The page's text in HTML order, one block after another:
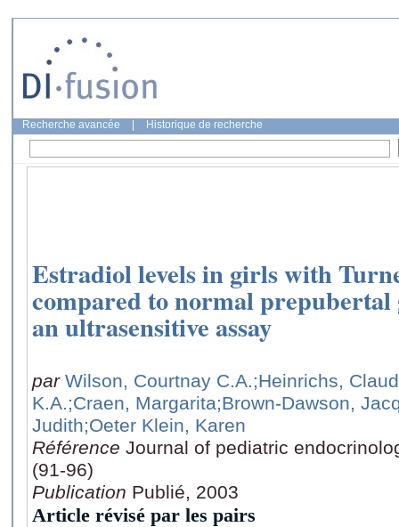
Recherche avancée Historique de recherche
Estradiol levels in girls with
compared to normal
an ultrasensitive assay
par Wilson, Courtnay C.A.;Heinrichs,
K.A.;Craen, Margarita;Brown-Dawson,
Judith;Oeter Klein, Karen
Référence Journal of pediatric
(91-96)
Publication Publié, 2003
Article révisé par les pairs